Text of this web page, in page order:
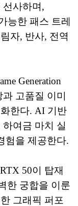
선사하며,
능한 패스 트레
자, 반사, 전역
Generation
고품질 이미
한다. AI 기반
여금 마치 실
험을 제공한다.
50이 탑재
한 궁합을 이룬
그래픽 퍼포